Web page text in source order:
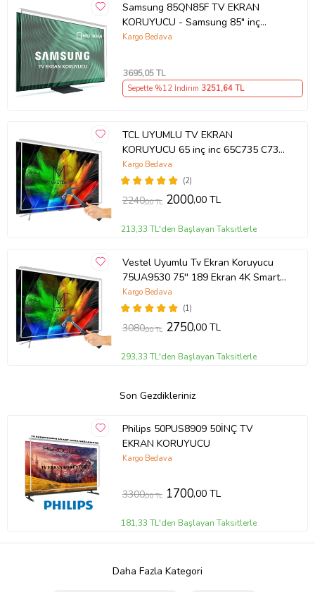
Samsung 85QN85F TV EKRAN
KORUYUCU - Samsung 85" inç
214cm 216 Ekran Tv ekran Koruyucu
Kargo Bedava
3695,05 TL
Sepette %12 İndirim 3251,64 TL
TCL UYUMLU TV EKRAN
KORUYUCU 65 inç inc 65C735 C735
TCL QLED 4K TV
(2)
Kargo Bedava
2240,00 TL 2000,00 TL
213,33 TL'den Başlayan Taksitlerle
Vestel Uyumlu Tv Ekran Koruyucu
75UA9530 75'' 189 Ekran 4K Smart
Android TV
(1)
Kargo Bedava
3080,00 TL 2750,00 TL
293,33 TL'den Başlayan Taksitlerle
Son Gezdikleriniz
Philips 50PUS8909 50İNÇ TV
EKRAN KORUYUCU
Kargo Bedava
3300,00 TL 1700,00 TL
181,33 TL'den Başlayan Taksitlerle
Daha Fazla Kategori